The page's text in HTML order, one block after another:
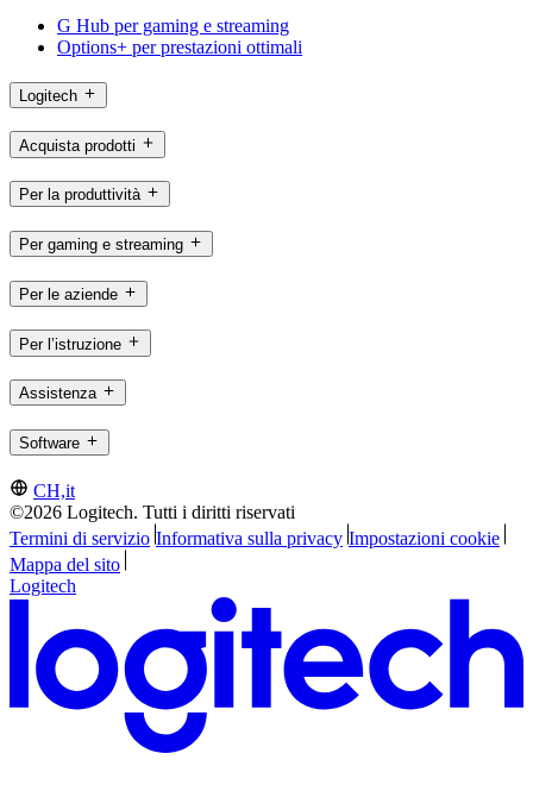
G Hub per gaming e streaming
Options+ per prestazioni ottimali
Logitech
Acquista prodotti
Per la produttività
Per gaming e streaming
Per le aziende
Per l’istruzione
Assistenza
Software
CH,it
©2026 Logitech. Tutti i diritti riservati
Termini di servizio Informativa sulla privacy Impostazioni cookie
Mappa del sito
Logitech